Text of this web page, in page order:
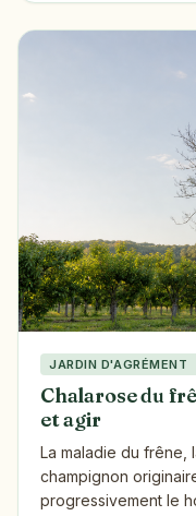
JARDIN D'AGRÉMENT
Chalarose du
et agir
La maladie du frêne,
champignon
progressivement le